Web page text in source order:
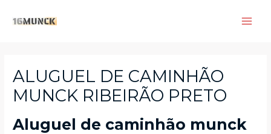
ALUGUEL DE CAMINHÃO
MUNCK RIBEIRÃO PRETO
Aluguel de caminhão munck